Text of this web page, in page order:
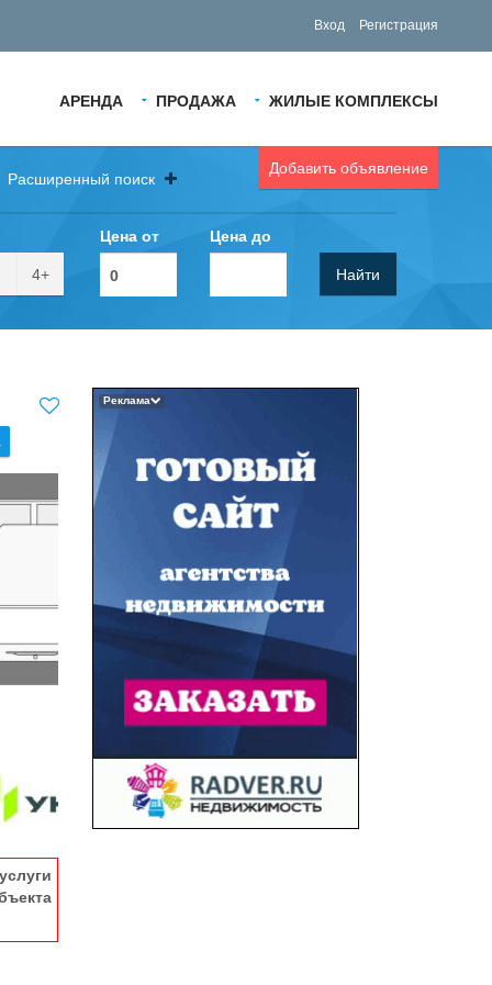
Вход Регистрация
АРЕНДА ПРОДАЖА ЖИЛЫЕ КОМПЛЕКСЫ
Добавить объявление
Расширенный поиск
4+
Цена от Цена до
Найти
Реклама